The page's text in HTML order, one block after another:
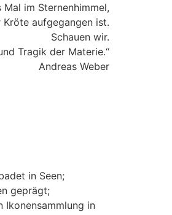
im Sternenhimmel,
aufgegangen ist.
Schauen wir.
Tragik der Materie.“
Andreas Weber
in Seen;
geprägt;
Ikonensammlung in